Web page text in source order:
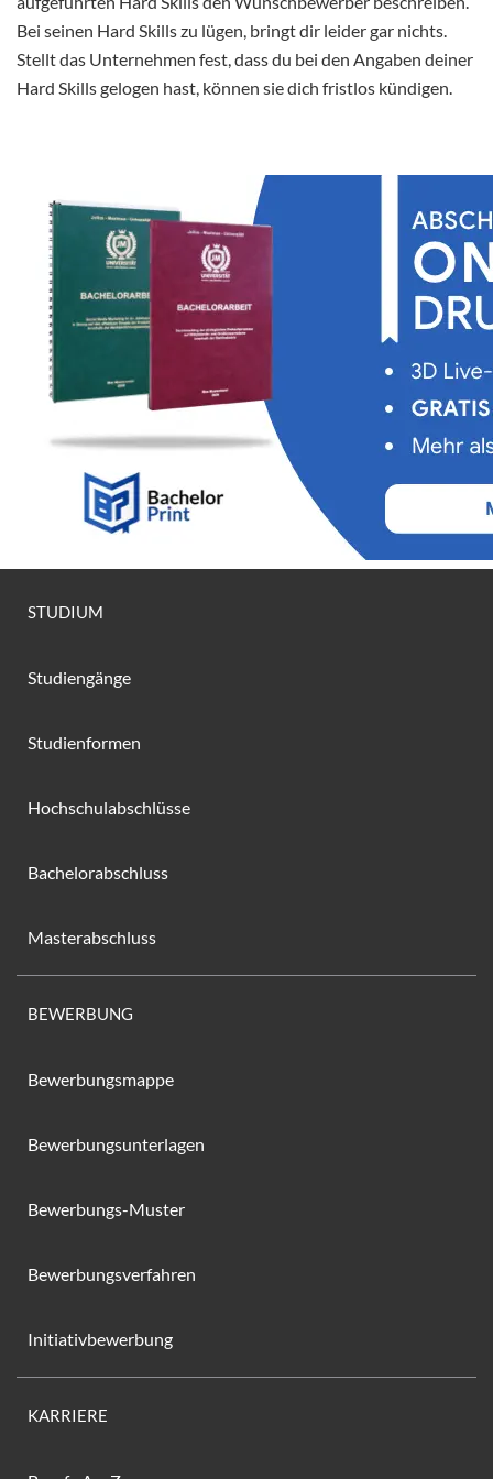
Bei seinen Hard Skills zu lügen, bringt dir leider gar nichts.
Stellt das Unternehmen fest, dass du bei den Angaben deiner
Hard Skills gelogen hast, können sie dich fristlos kündigen.
STUDIUM
Studiengänge
Studienformen
Hochschulabschlüsse
Bachelorabschluss
Masterabschluss
BEWERBUNG
Bewerbungsmappe
Bewerbungsunterlagen
Bewerbungs-Muster
Bewerbungsverfahren
Initiativbewerbung
KARRIERE